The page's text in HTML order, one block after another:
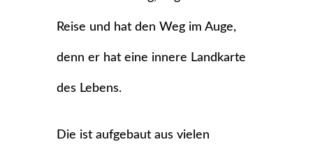
Reise und hat den Weg im Auge,
denn er hat eine innere Landkarte
des Lebens.
Die ist aufgebaut aus vielen